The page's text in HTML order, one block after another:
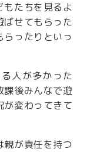
もたちを見るよ
ばせてもらった
ったりといっ
人が多かった
課後みんなで遊
変わってきて
が責任を持つ